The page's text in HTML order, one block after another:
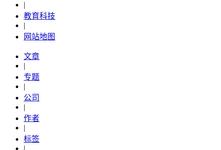
|
教育科技
|
网站地图
文章
|
专题
|
公司
|
作者
|
标签